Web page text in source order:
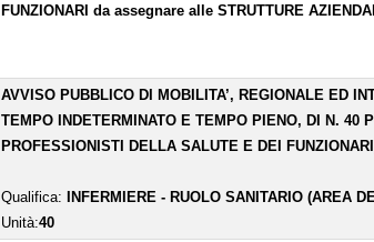
FUNZIONARI da assegnare alle STRUTTURE
AVVISO PUBBLICO DI MOBILITA’, REGIONALE ED
TEMPO INDETERMINATO E TEMPO PIENO, DI N. 40
PROFESSIONISTI DELLA SALUTE E DEI
Qualifica:
INFERMIERE - RUOLO SANITARIO (AREA
Unità:40